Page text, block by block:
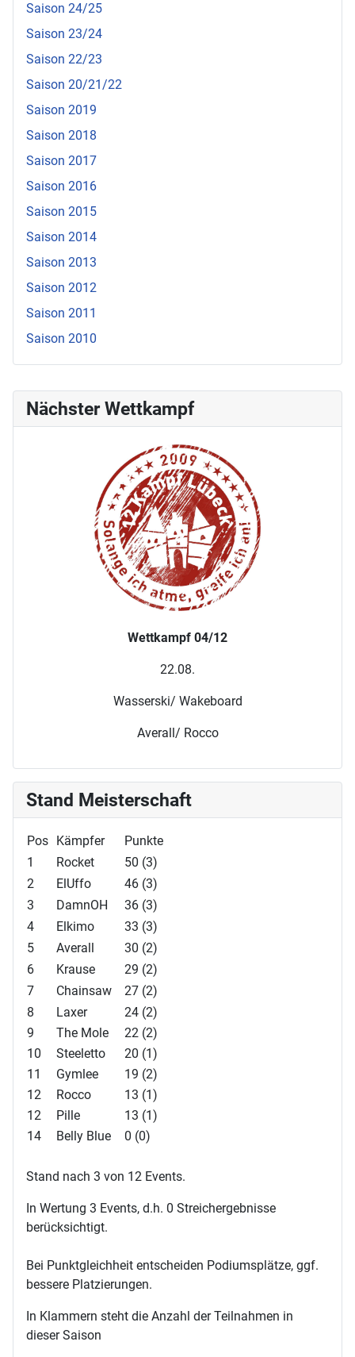
Nächster Wettkampf
Wettkampf 04/12
22.08.
Wasserski/ Wakeboard
Averall/ Rocco
Stand Meisterschaft
Pos Kämpfer
Punkte
1
Rocket
50 (3)
2
ElUffo
46 (3)
3
DamnOH
36 (3)
4
Elkimo
33 (3)
5
Averall
30 (2)
6
Krause
29 (2)
7
Chainsaw
27 (2)
8
Laxer
24 (2)
9
The Mole
22 (2)
10
Steeletto
20 (1)
11
Gymlee
19 (2)
12
Rocco
13 (1)
12
Pille
13 (1)
14
Belly Blue 0 (0)
Stand nach 3 von 12 Events.
In Wertung 3 Events, d.h. 0 Streichergebnisse
berücksichtigt.
Bei Punktgleichheit entscheiden Podiumsplätze, ggf.
bessere Platzierungen.
In Klammern steht die Anzahl der Teilnahmen in
dieser Saison
Saison 24/25
Saison 23/24
Saison 22/23
Saison 20/21/22
Saison 2019
Saison 2018
Saison 2017
Saison 2016
Saison 2015
Saison 2014
Saison 2013
Saison 2012
Saison 2011
Saison 2010